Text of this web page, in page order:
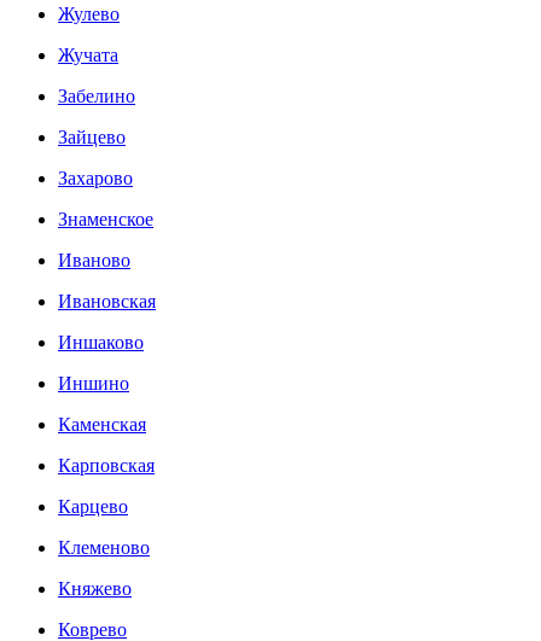
Жулево
Жучата
Забелино
Зайцево
Захарово
Знаменское
Иваново
Ивановская
Иншаково
Иншино
Каменская
Карповская
Карцево
Клеменово
Княжево
Коврево